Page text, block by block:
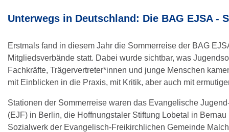
Unterwegs in Deutschland: Die BAG EJSA -
Erstmals fand in diesem Jahr die Sommerreise der BAG
Mitgliedsverbände statt. Dabei wurde sichtbar, was
Fachkräfte, Trägervertreter*innen und junge Menschen
mit Einblicken in die Praxis, mit Kritik, aber auch mit
Stationen der Sommerreise waren das Evangelische
(EJF) in Berlin, die Hoffnungstaler Stiftung Lobetal in
Sozialwerk der Evangelisch-Freikirchlichen Gemeinde